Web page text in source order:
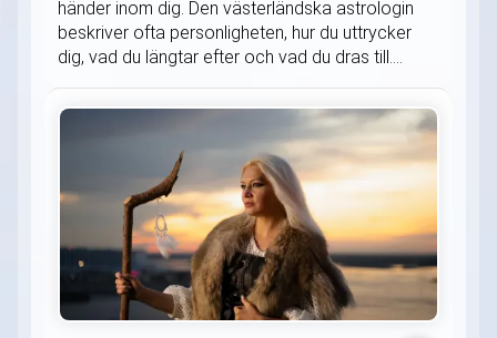
händer inom dig. Den västerländska astrologin
beskriver ofta personligheten, hur du uttrycker
dig, vad du längtar efter och vad du dras till....